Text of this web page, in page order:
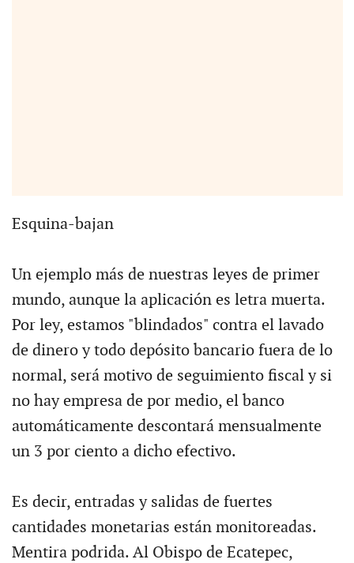
Esquina-bajan
Un ejemplo más de nuestras leyes de primer
mundo, aunque la aplicación es letra muerta.
Por ley, estamos "blindados" contra el lavado
de dinero y todo depósito bancario fuera de lo
normal, será motivo de seguimiento fiscal y si
no hay empresa de por medio, el banco
automáticamente descontará mensualmente
un 3 por ciento a dicho efectivo.
Es decir, entradas y salidas de fuertes
cantidades monetarias están monitoreadas.
Mentira podrida. Al Obispo de Ecatepec,